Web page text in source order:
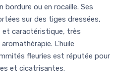
ou en rocaille. Ses
sur des tiges dressées,
et caractéristique, très
L’huile
fleuries est réputée pour
et cicatrisantes.